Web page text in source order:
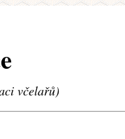
včelařů)